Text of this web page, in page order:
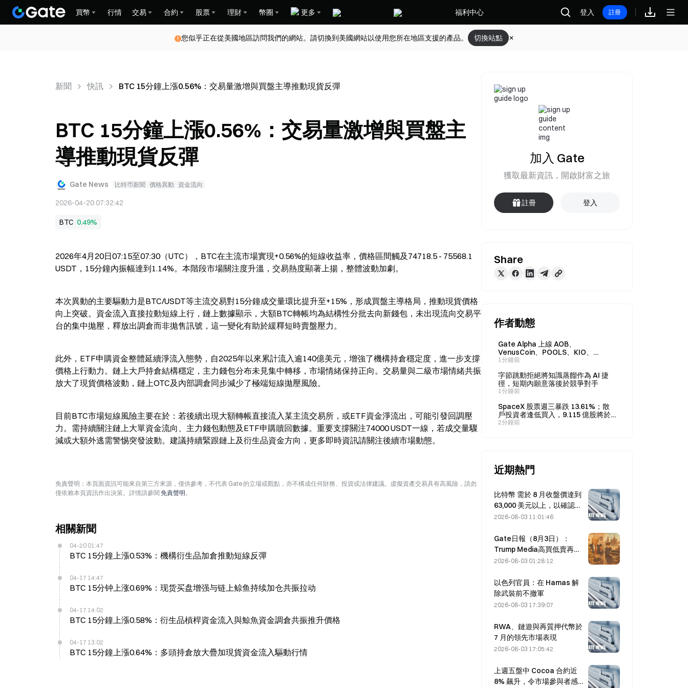
買幣 行情 交易 合約 股票 理財 幣圈 更多 福利中心 登入 註冊
您似乎正在從美國地區訪問我們的網站。請切換到美國網站以使用您所在地區支援的產品。 切換站點
新聞 快訊 BTC 15分鐘上漲0.56%：交易量激增與買盤主導推動現貨反彈
BTC 15分鐘上漲0.56%：交易量激增與買盤主
導推動現貨反彈
Gate News 比特币新聞 價格異動 資金流向
2026-04-20 07:32:42
BTC 0.49%
2026年4月20日07:15至07:30（UTC），BTC在主流市場實現+0.56%的短線收益率，價格區間觸及74718.5 - 75568.1
USDT，15分鐘內振幅達到1.14%。本階段市場關注度升溫，交易熱度顯著上揚，整體波動加劇。
本次異動的主要驅動力是BTC/USDT等主流交易對15分鐘成交量環比提升至+15%，形成買盤主導格局，推動現貨價格
向上突破。資金流入直接拉動短線上行，鏈上數據顯示，大額BTC轉帳均為結構性分批去向新錢包，未出現流向交易平
台的集中拋壓，釋放出調倉而非拋售訊號，這一變化有助於緩釋短時賣盤壓力。
此外，ETF申購資金整體延續淨流入態勢，自2025年以來累計流入逾140億美元，增強了機構持倉穩定度，進一步支撐
價格上行動力。鏈上大戶持倉結構穩定，主力錢包分布未見集中轉移，市場情緒保持正向。交易量與二級市場情緒共振
放大了現貨價格波動，鏈上OTC及內部調倉同步減少了極端短線拋壓風險。
目前BTC市場短線風險主要在於：若後續出現大額轉帳直接流入某主流交易所，或ETF資金淨流出，可能引發回調壓
力。需持續關注鏈上大單資金流向、主力錢包動態及ETF申購贖回數據。重要支撐關注74000 USDT一線，若成交量驟
減或大額外逃需警惕突發波動。建議持續緊跟鏈上及衍生品資金方向，更多即時資訊請關注後續市場動態。
免責聲明：本頁面資訊可能來自第三方來源，僅供參考，不代表 Gate 的立場或觀點，亦不構成任何財務、投資或法律建議。虛擬資產交易具有高風險，請勿
僅依賴本頁資訊作出決策。詳情請參閱 免責聲明。
相關新聞
04-20 01:47
BTC 15分鐘上漲0.53%：機構衍生品加倉推動短線反彈
04-17 14:47
BTC 15分钟上涨0.69%：现货买盘增强与链上鲸鱼持续加仓共振拉动
04-17 14:02
BTC 15分鐘上漲0.58%：衍生品槓桿資金流入與鯨魚資金調倉共振推升價格
04-17 13:02
BTC 15分鐘上漲0.64%：多頭持倉放大疊加現貨資金流入驅動行情
加入 Gate
獲取最新資訊，開啟財富之旅
註冊 登入
Share
作者動態
Gate Alpha 上線 AOB、
VenusCoin、POOLS、KIO、
NASDANQ 五種新幣種，使用者可直
1分鐘前
字節跳動拒絕將知識蒸餾作為 AI 捷
徑，短期內願意落後於競爭對手
1分鐘前
SpaceX 股票週三暴跌 13.61%；散
戶投資者逢低買入，9.115 億股將於
週四解禁
2分鐘前
近期熱門
比特幣 需於 8 月收盤價達到
63,000 美元以上，以確認熊
市底部；10 倍研究指出
2026-08-03 11:01:46
Gate日報（8月3日）：
Trump Media高買低賣再轉
2628枚比特幣；莫斯科加密
2026-08-03 01:28:12
以色列官員：在 Hamas 解
除武裝前不撤軍
2026-08-03 17:39:07
RWA、鏈遊與再質押代幣於
7 月的領先市場表現
2026-08-03 17:05:42
上週五盤中 Cocoa 合約近
8% 飆升，令市場參與者感